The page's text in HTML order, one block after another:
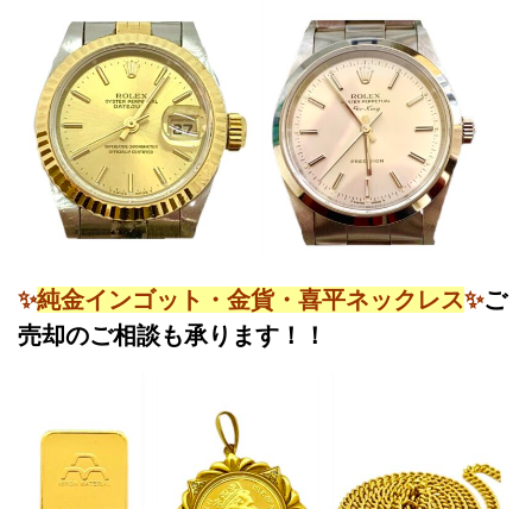
✨純金インゴット・金貨・喜平ネックレス✨ご
売却のご相談も承ります！！